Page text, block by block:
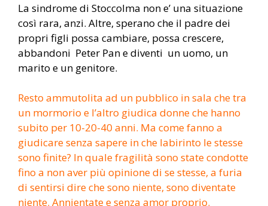
La sindrome di Stoccolma non e’ una situazione
così rara, anzi. Altre, sperano che il padre dei
propri figli possa cambiare, possa crescere,
abbandoni Peter Pan e diventi un uomo, un
marito e un genitore.
Resto ammutolita ad un pubblico in sala che tra
un mormorio e l’altro giudica donne che hanno
subito per 10-20-40 anni. Ma come fanno a
giudicare senza sapere in che labirinto le stesse
sono finite? In quale fragilità sono state condotte
fino a non aver più opinione di se stesse, a furia
di sentirsi dire che sono niente, sono diventate
niente. Annientate e senza amor proprio.